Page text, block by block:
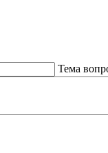
Тема